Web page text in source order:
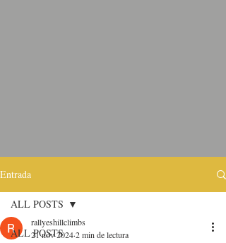
Entrada
ALL POSTS
ALL POSTS
rallyeshillclimbs
21 nov 20242 min de lectura